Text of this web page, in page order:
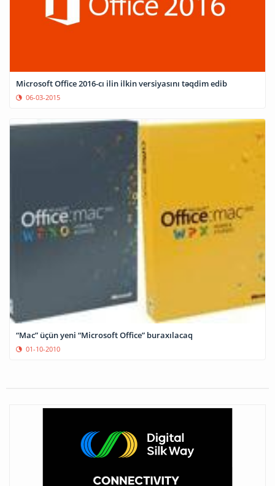
Microsoft Office 2016-cı ilin ilkin versiyasını təqdim edib
06-03-2015
“Mac” üçün yeni “Microsoft Office” buraxılacaq
01-10-2010